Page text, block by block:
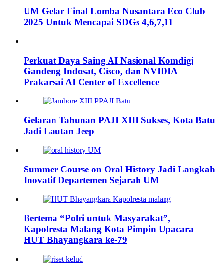
UM Gelar Final Lomba Nusantara Eco Club
2025 Untuk Mencapai SDGs 4,6,7,11
Perkuat Daya Saing AI Nasional Komdigi
Gandeng Indosat, Cisco, dan NVIDIA
Prakarsai AI Center of Excellence
Gelaran Tahunan PAJI XIII Sukses, Kota Batu
Jadi Lautan Jeep
Summer Course on Oral History Jadi Langkah
Inovatif Departemen Sejarah UM
Bertema “Polri untuk Masyarakat”,
Kapolresta Malang Kota Pimpin Upacara
HUT Bhayangkara ke-79